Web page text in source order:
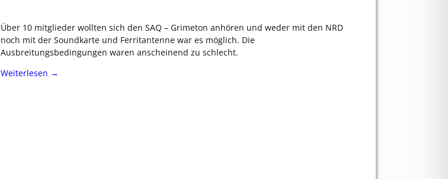
Über 10 mitglieder wollten sich den SAQ – Grimeton anhören und weder mit den NRD
noch mit der Soundkarte und Ferritantenne war es möglich. Die
Ausbreitungsbedingungen waren anscheinend zu schlecht.
Weiterlesen →